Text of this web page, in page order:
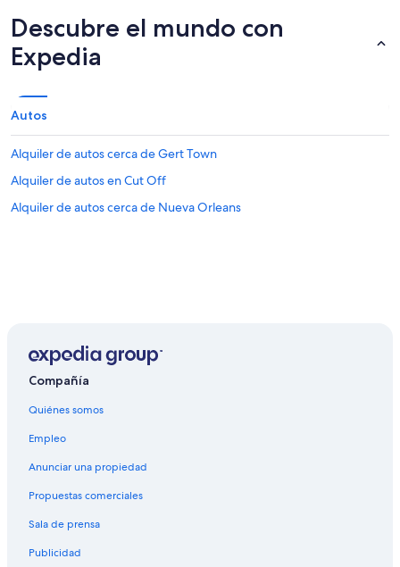
Descubre el mundo con
Expedia
Autos
Alquiler de autos cerca de Gert Town
Alquiler de autos en Cut Off
Alquiler de autos cerca de Nueva Orleans
Compañía
Quiénes somos
Empleo
Anunciar una propiedad
Propuestas comerciales
Sala de prensa
Publicidad